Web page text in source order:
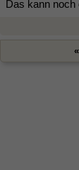
Das kann
«